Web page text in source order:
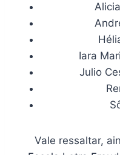
Iara
Julio
Vale ressaltar,